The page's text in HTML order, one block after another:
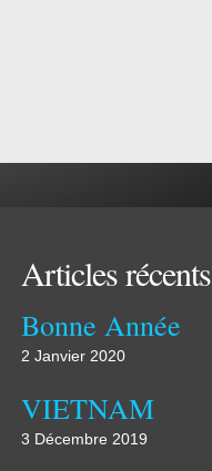
Articles récents
Bonne Année
2 Janvier 2020
VIETNAM
3 Décembre 2019